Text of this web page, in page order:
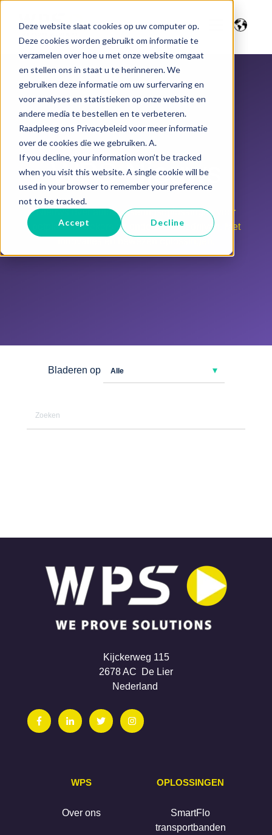
Deze website slaat cookies op uw computer op.
Deze cookies worden gebruikt om informatie te
verzamelen over hoe u met onze website omgaat
en stellen ons in staat u te herinneren. We
gebruiken deze informatie om uw surfervaring en
voor analyses en statistieken op onze website en
andere media te bestellen en te verbeteren.
Raadpleeg ons Privacybeleid voor meer informatie
over de cookies die we gebruiken. A.
If you decline, your information won’t be tracked
when you visit this website. A single cookie will be
used in your browser to remember your preference
not to be tracked.
Accept Decline
WPS Nieuws
Nieuws over automatiseringsoplossingen voor
potplantenkwekers en onderzoeksbedrijven. Met
Bladeren op
Kijckerweg 115
2678 AC De Lier
Nederland
WPS
Over ons
OPLOSSINGEN
SmartFlo
transportbanden